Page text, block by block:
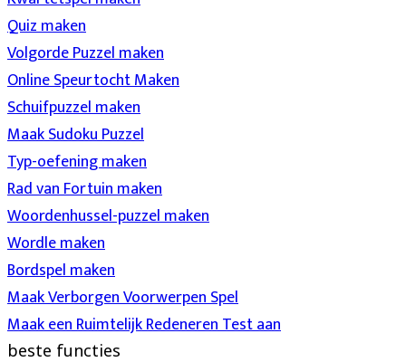
Quiz maken
Volgorde Puzzel maken
Online Speurtocht Maken
Schuifpuzzel maken
Maak Sudoku Puzzel
Typ-oefening maken
Rad van Fortuin maken
Woordenhussel-puzzel maken
Wordle maken
Bordspel maken
Maak Verborgen Voorwerpen Spel
Maak een Ruimtelijk Redeneren Test aan
beste functies